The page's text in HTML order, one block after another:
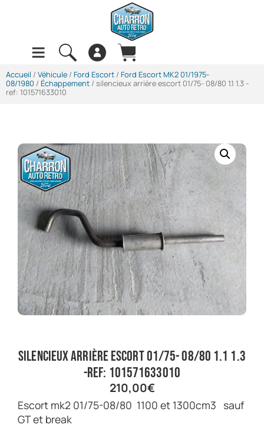
Accueil / Véhicule / Ford Escort / Ford Escort MK2 01/1975-
08/1980 / Échappement / silencieux arrière escort 01/75- 08/80 1.1 1.3 -
ref: 101571633010
silencieux arrière escort 01/75- 08/80 1.1 1.3
-ref: 101571633010
210,00€
escort mk2 01/75-08/80 1100 et 1300cm3 sauf
GT et break